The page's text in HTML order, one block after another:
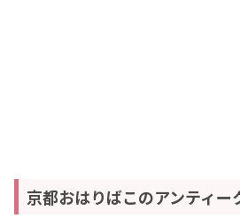
京都おはりばこのアンティー